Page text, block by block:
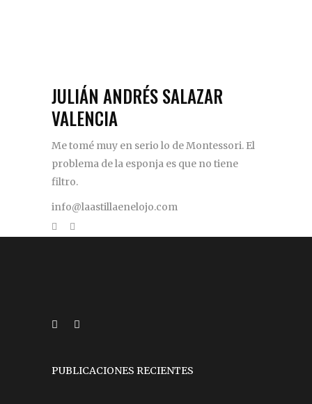
JULIÁN ANDRÉS SALAZAR
VALENCIA
Me tomé muy en serio lo de Montessori. El
problema de la esponja es que no tiene
filtro.
info@laastillaenelojo.com
PUBLICACIONES RECIENTES